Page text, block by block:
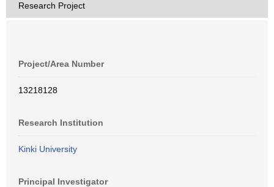
Research Project
Project/Area Number
13218128
Research Institution
Kinki University
Principal Investigator